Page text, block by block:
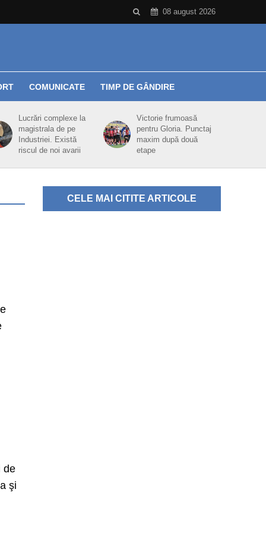
08 august 2026
COMUNICATE TIMP DE GÂNDIRE
Lucrări complexe la
magistrala de pe
Industriei. Există
riscul de noi avarii
Victorie frumoasă
pentru Gloria. Punctaj
maxim după două
etape
de
şi
CELE MAI CITITE ARTICOLE